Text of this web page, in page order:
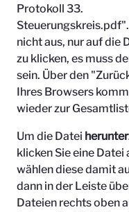
Protokoll 33.
nicht aus, nur auf die
zu klicken, es muss
sein. Über den
Ihres Browsers
wieder zur
Um die Datei
klicken Sie eine Datei
wählen diese damit
dann in der Leiste
Dateien rechts oben